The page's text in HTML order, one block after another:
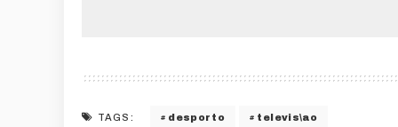
TAGS: desporto televis\ao